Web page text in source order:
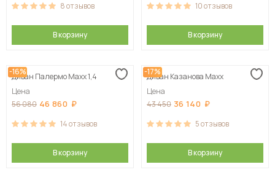
8отзывов
В корзину
10отзывов
В корзину
-16%
Диван Палермо Maxx 1,4
Цена
56 080 46 860
14отзывов
В корзину
-17%
Диван Казанова Maxx
Цена
43 450 36 140
5отзывов
В корзину